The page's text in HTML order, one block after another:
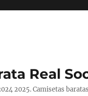
Real
2025. Camisetas